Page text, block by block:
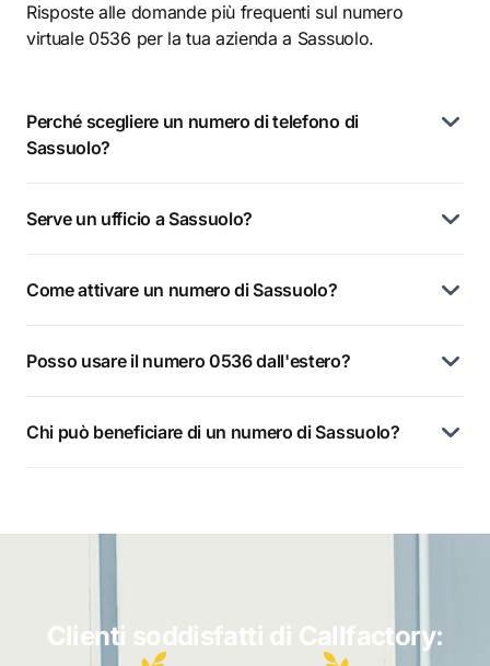
Risposte alle domande più frequenti sul numero
virtuale 0536 per la tua azienda a Sassuolo.
Perché scegliere un numero di telefono di
Sassuolo?
Serve un ufficio a Sassuolo?
Come attivare un numero di Sassuolo?
Posso usare il numero 0536 dall'estero?
Chi può beneficiare di un numero di Sassuolo?
Clienti soddisfatti di Callfactory: